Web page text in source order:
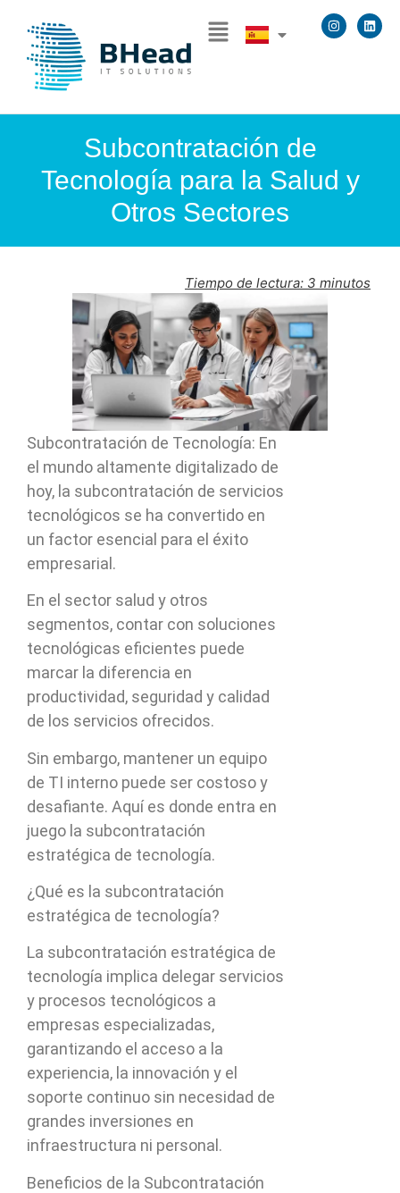
Subcontratación de
Tecnología para la Salud y
Otros Sectores
Tiempo de lectura: 3 minutos
Subcontratación de Tecnología: En
el mundo altamente digitalizado de
hoy, la subcontratación de servicios
tecnológicos se ha convertido en
un factor esencial para el éxito
empresarial.
En el sector salud y otros
segmentos, contar con soluciones
tecnológicas eficientes puede
marcar la diferencia en
productividad, seguridad y calidad
de los servicios ofrecidos.
Sin embargo, mantener un equipo
de TI interno puede ser costoso y
desafiante. Aquí es donde entra en
juego la subcontratación
estratégica de tecnología.
¿Qué es la subcontratación
estratégica de tecnología?
La subcontratación estratégica de
tecnología implica delegar servicios
y procesos tecnológicos a
empresas especializadas,
garantizando el acceso a la
experiencia, la innovación y el
soporte continuo sin necesidad de
grandes inversiones en
infraestructura ni personal.
Beneficios de la Subcontratación